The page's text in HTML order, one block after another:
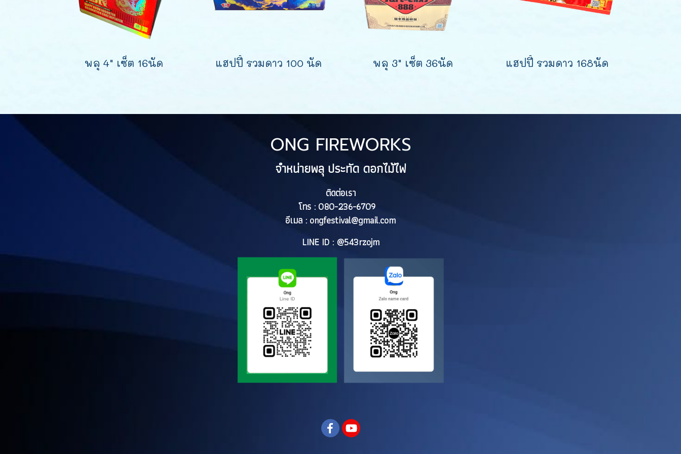
พลุ 4" เซ็ต 16นัด แฮปปี้ รวมดาว 100 นัด พลุ 3" เซ็ต 36นัด แฮปปี้ รวมดาว 168นัด
ONG FIREWORKS
จำหน่ายพลุ ประทัด ดอกไม้ไฟ
ติดต่อเรา
โทร : 080-236-6709
อีเมล : ongfestival@gmail.com
LINE ID : @543rzojm